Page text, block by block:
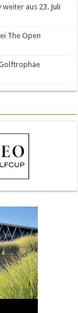
weiter aus 23. Juli
The Open
der